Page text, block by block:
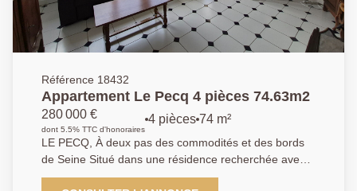
Référence 18432
Appartement Le Pecq 4 pièces 74.63m2
280 000 €
dont 5.5% TTC d'honoraires
4 pièces 74 m²
LE PECQ, À deux pas des commodités et des bords
de Seine Situé dans une résidence recherchée avec
ascenseur, gardien et espaces verts, découvrez ce